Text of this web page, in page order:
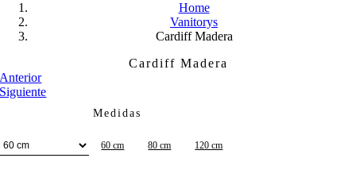
Home
Vanitorys
Cardiff Madera
Cardiff Madera
Anterior
Siguiente
Medidas
60 cm 80 cm 120 cm